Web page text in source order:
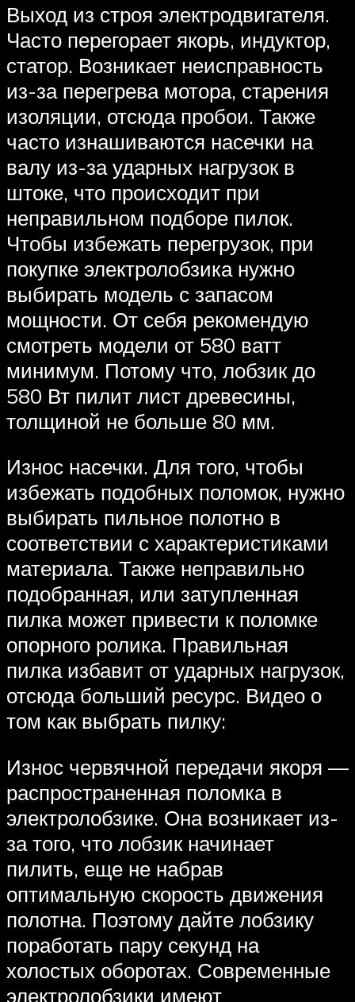
Выход из строя электродвигателя.
Часто перегорает якорь, индуктор,
статор. Возникает неисправность
из-за перегрева мотора, старения
изоляции, отсюда пробои. Также
часто изнашиваются насечки на
валу из-за ударных нагрузок в
штоке, что происходит при
неправильном подборе пилок.
Чтобы избежать перегрузок, при
покупке электролобзика нужно
выбирать модель с запасом
мощности. От себя рекомендую
смотреть модели от 580 ватт
минимум. Потому что, лобзик до
580 Вт пилит лист древесины,
толщиной не больше 80 мм.
Износ насечки. Для того, чтобы
избежать подобных поломок, нужно
выбирать пильное полотно в
соответствии с характеристиками
материала. Также неправильно
подобранная, или затупленная
пилка может привести к поломке
опорного ролика. Правильная
пилка избавит от ударных нагрузок,
отсюда больший ресурс. Видео о
том как выбрать пилку:
Износ червячной передачи якоря —
распространенная поломка в
электролобзике. Она возникает из-
за того, что лобзик начинает
пилить, еще не набрав
оптимальную скорость движения
полотна. Поэтому дайте лобзику
поработать пару секунд на
холостых оборотах. Современные
электролобзики имеют